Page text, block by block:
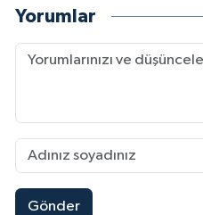
Yorumlar
Gönder